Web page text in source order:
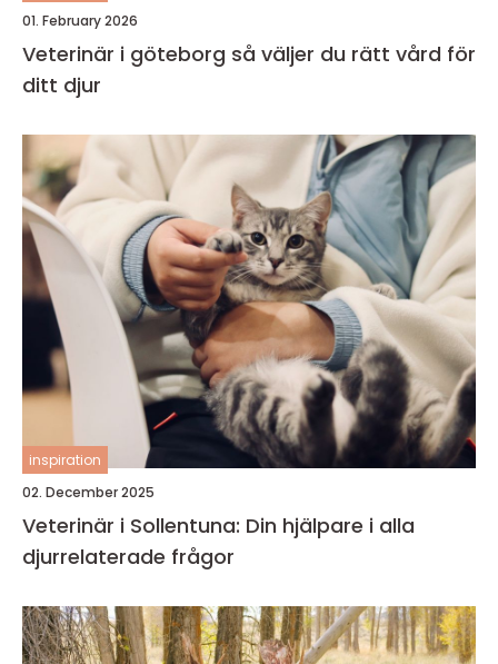
01. February 2026
Veterinär i göteborg så väljer du rätt vård för
ditt djur
inspiration
02. December 2025
Veterinär i Sollentuna: Din hjälpare i alla
djurrelaterade frågor